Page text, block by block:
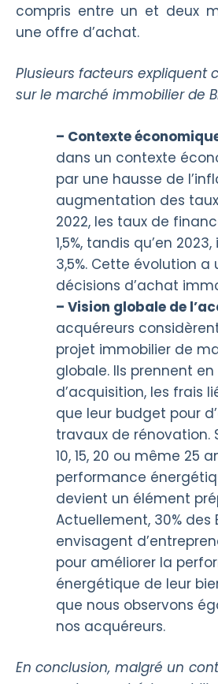
compris entre un et deux
une offre d’achat.
Plusieurs facteurs expliquent
sur le marché immobilier de
– Contexte
dans un contexte
par une hausse de
augmentation des taux
2022, les taux de
1,5%, tandis qu’en
3,5%. Cette évolution
décisions d’achat
– Vision globale de
acquéreurs
projet immobilier de
globale. Ils prennent
d’acquisition, les frais
que leur budget pour
travaux de rénovation.
10, 15, 20 ou même 25
performance
devient un élément
Actuellement, 30% des
envisagent
pour améliorer la
énergétique de leur
que nous observons
nos acquéreurs.
En conclusion, malgré un